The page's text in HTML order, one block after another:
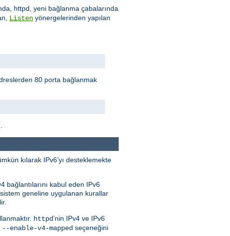
httpd, yeni bağlanma çabalarında
Listen yönergelerinden yapılan
80 porta bağlanmak
kılarak IPv6’yı desteklemekte
bağlantılarını kabul eden IPv6
geneline uygulanan kurallar
httpd’nin IPv4 ve IPv6
--enable-v4-mapped seçeneğini